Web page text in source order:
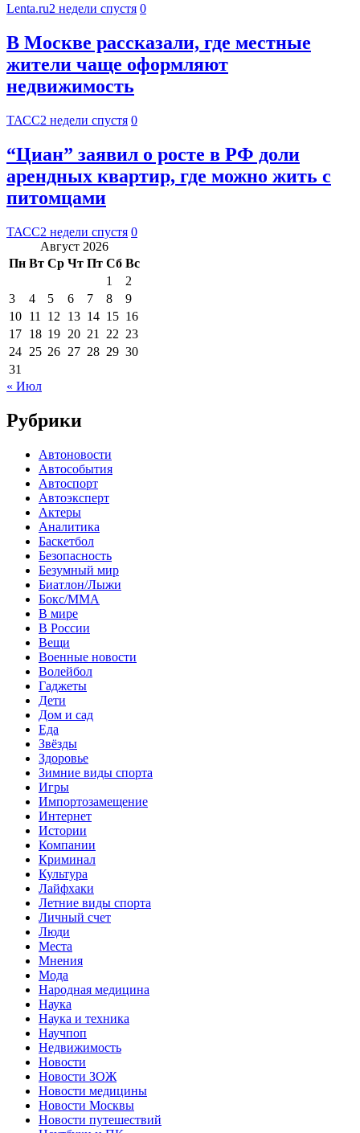
Lenta.ru2 недели спустя 0
В Москве рассказали, где местные
жители чаще оформляют
недвижимость
ТАСС2 недели спустя 0
“Циан” заявил о росте в РФ доли
арендных квартир, где можно жить с
питомцами
ТАСС2 недели спустя 0
Август 2026
Пн Вт Ср Чт Пт Сб Вс
1
2
3
4 5 6 7 8
9
10 11 12 13 14 15 16
17 18 19 20 21 22 23
24 25 26 27 28 29 30
31
« Июл
Рубрики
Автоновости
Автособытия
Автоспорт
Автоэксперт
Актеры
Аналитика
Баскетбол
Безопасность
Безумный мир
Биатлон/Лыжи
Бокс/MMA
В мире
В России
Вещи
Военные новости
Волейбол
Гаджеты
Дети
Дом и сад
Еда
Звёзды
Здоровье
Зимние виды спорта
Игры
Импортозамещение
Интернет
Истории
Компании
Криминал
Культура
Лайфхаки
Летние виды спорта
Личный счет
Люди
Места
Мнения
Мода
Народная медицина
Наука
Наука и техника
Научпоп
Недвижимость
Новости
Новости ЗОЖ
Новости медицины
Новости Москвы
Новости путешествий